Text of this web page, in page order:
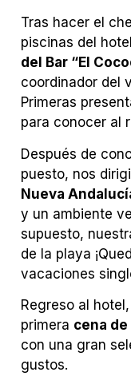
Tras hacer el
piscinas del
del Bar “El
coordinador del
Primeras
para conocer al
Después de
puesto, nos
Nueva
y un ambiente
supuesto,
de la playa
vacaciones
Regreso al
primera cena
con una gran
gustos.